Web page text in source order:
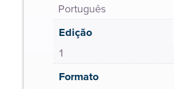
Português
Edição
1
Formato